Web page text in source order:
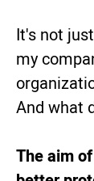
It's not
my
And what
The aim